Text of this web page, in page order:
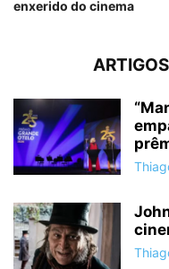
enxerido do cinema